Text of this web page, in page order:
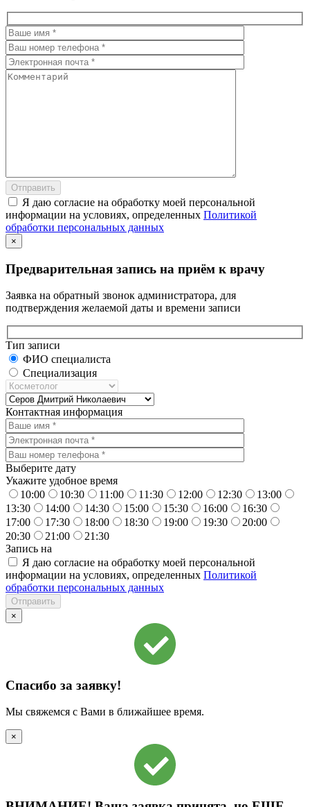
Я даю согласие на обработку моей персональной
информации на условиях, определенных Политикой
обработки персональных данных
×
Предварительная запись на приём к врачу
Заявка на обратный звонок администратора, для
подтверждения желаемой даты и времени записи
Тип записи
ФИО специалиста
Специализация
Контактная информация
Выберите дату
Укажите удобное время
10:00
10:30 11:00 11:30 12:00 12:30
13:00
13:30
14:00 14:30 15:00 15:30 16:00
16:30
17:00
17:30 18:00 18:30 19:00 19:30
20:00
20:30
21:00
21:30
Запись на
Я даю согласие на обработку моей персональной
информации на условиях, определенных Политикой
обработки персональных данных
×
Спасибо за заявку!
Мы свяжемся с Вами в ближайшее время.
×